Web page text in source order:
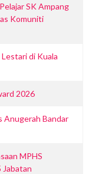
SK Ampang
Komuniti
di Kuala
2026
Anugerah Bandar
MPHS
Jabatan